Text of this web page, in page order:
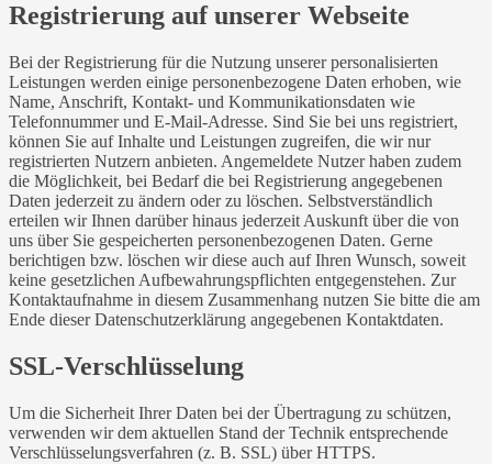
Registrierung auf unserer Webseite
Bei der Registrierung für die Nutzung unserer personalisierten
Leistungen werden einige personenbezogene Daten erhoben, wie
Name, Anschrift, Kontakt- und Kommunikationsdaten wie
Telefonnummer und E-Mail-Adresse. Sind Sie bei uns registriert,
können Sie auf Inhalte und Leistungen zugreifen, die wir nur
registrierten Nutzern anbieten. Angemeldete Nutzer haben zudem
die Möglichkeit, bei Bedarf die bei Registrierung angegebenen
Daten jederzeit zu ändern oder zu löschen. Selbstverständlich
erteilen wir Ihnen darüber hinaus jederzeit Auskunft über die von
uns über Sie gespeicherten personenbezogenen Daten. Gerne
berichtigen bzw. löschen wir diese auch auf Ihren Wunsch, soweit
keine gesetzlichen Aufbewahrungspflichten entgegenstehen. Zur
Kontaktaufnahme in diesem Zusammenhang nutzen Sie bitte die am
Ende dieser Datenschutzerklärung angegebenen Kontaktdaten.
SSL-Verschlüsselung
Um die Sicherheit Ihrer Daten bei der Übertragung zu schützen,
verwenden wir dem aktuellen Stand der Technik entsprechende
Verschlüsselungsverfahren (z. B. SSL) über HTTPS.